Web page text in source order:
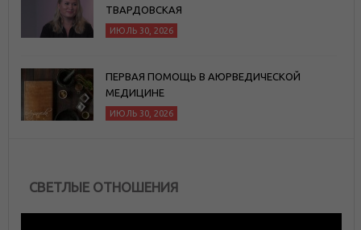
ТВАРДОВСКАЯ
ИЮЛЬ 30, 2026
ПЕРВАЯ ПОМОЩЬ В АЮРВЕДИЧЕСКОЙ
МЕДИЦИНЕ
ИЮЛЬ 30, 2026
СВЕТЛЫЕ ОТНОШЕНИЯ